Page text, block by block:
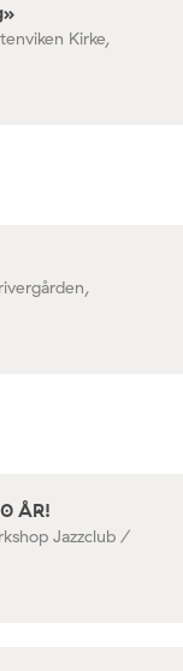
Kirke,
ÅR!
Jazzclub /